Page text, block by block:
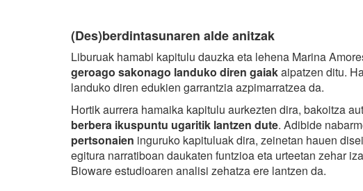
(Des)berdintasunaren alde anitzak
Liburuak hamabi kapitulu dauzka eta lehena Marina
geroago sakonago landuko diren gaiakaipatzen ditu.
landuko diren edukien garrantzia azpimarratzea da.
Hortik aurrera hamaika kapitulu aurkezten dira, bakoitza
berbera ikuspuntu ugaritik lantzen dute. Adibide
pertsonaien inguruko kapituluak dira, zeinetan hauen
egitura narratiboan daukaten funtzioa eta urteetan zehar
Bioware estudioaren analisi zehatza ere lantzen da.